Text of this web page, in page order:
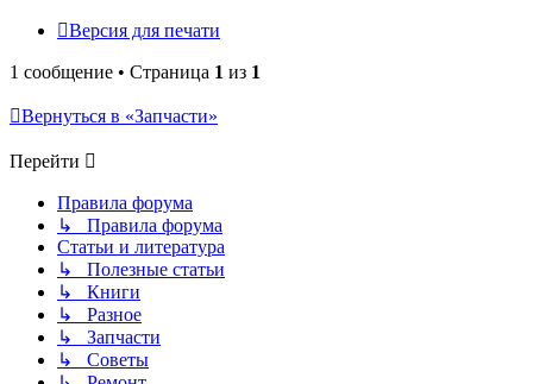
Версия для печати
1 сообщение • Страница 1 из 1
Вернуться в «Запчасти»
Перейти
Правила форума
↳ Правила форума
Статьи и литература
↳ Полезные статьи
↳ Книги
↳ Разное
↳ Запчасти
↳ Советы